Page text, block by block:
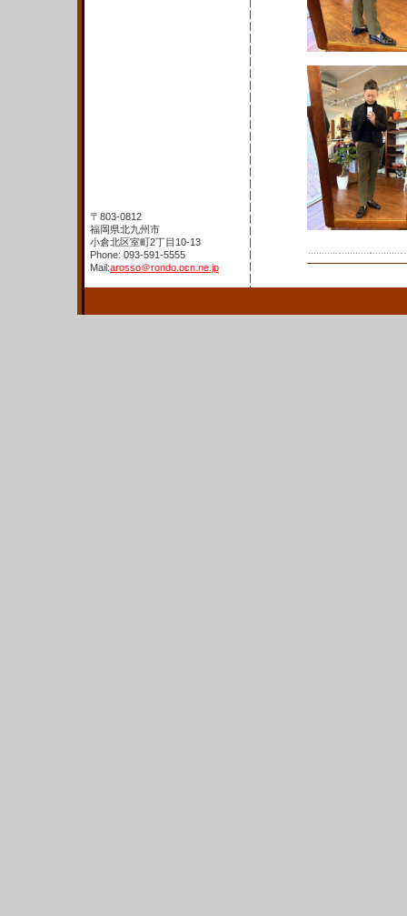
〒803-0812
福岡県北九州市
小倉北区室町2丁目10-13
Phone: 093-591-5555
Mail:arosso＠rondo.ocn.ne.jp